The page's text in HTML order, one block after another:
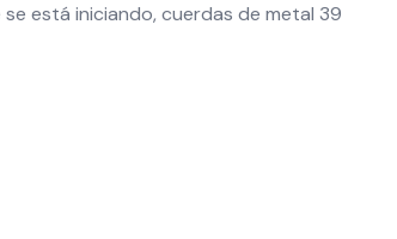
está iniciando, cuerdas de metal 39